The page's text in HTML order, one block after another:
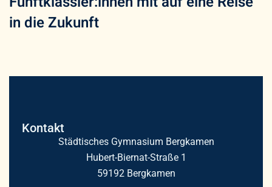
in die Zukunft
Kontakt
Städtisches Gymnasium Bergkamen
Hubert-Biernat-Straße 1
59192 Bergkamen